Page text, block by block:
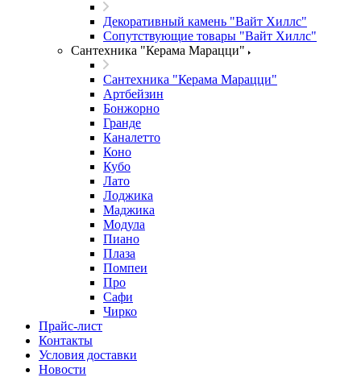
Декоративный камень "Вайт Хиллс"
Сопутствующие товары "Вайт Хиллс"
Сантехника "Керама Марацци"
Сантехника "Керама Марацци"
Артбейзин
Бонжорно
Гранде
Каналетто
Коно
Кубо
Лато
Лоджика
Маджика
Модула
Пиано
Плаза
Помпеи
Про
Сафи
Чирко
Прайс-лист
Контакты
Условия доставки
Новости